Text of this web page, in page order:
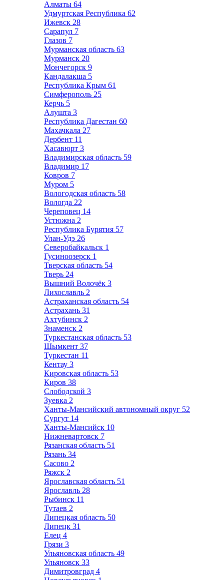
Алматы 64
Удмуртская Республика 62
Ижевск 28
Сарапул 7
Глазов 7
Мурманская область 63
Мурманск 20
Мончегорск 9
Кандалакша 5
Республика Крым 61
Симферополь 25
Керчь 5
Алушта 3
Республика Дагестан 60
Махачкала 27
Дербент 11
Хасавюрт 3
Владимирская область 59
Владимир 17
Ковров 7
Муром 5
Вологодская область 58
Вологда 22
Череповец 14
Устюжна 2
Республика Бурятия 57
Улан-Удэ 26
Северобайкальск 1
Гусиноозерск 1
Тверская область 54
Тверь 24
Вышний Волочёк 3
Лихославль 2
Астраханская область 54
Астрахань 31
Ахтубинск 2
Знаменск 2
Туркестанская область 53
Шымкент 37
Туркестан 11
Кентау 3
Кировская область 53
Киров 38
Слободской 3
Зуевка 2
Ханты-Мансийский автономный округ 52
Сургут 14
Ханты-Мансийск 10
Нижневартовск 7
Рязанская область 51
Рязань 34
Сасово 2
Ряжск 2
Ярославская область 51
Ярославль 28
Рыбинск 11
Тутаев 2
Липецкая область 50
Липецк 31
Елец 4
Грязи 3
Ульяновская область 49
Ульяновск 33
Димитровград 4